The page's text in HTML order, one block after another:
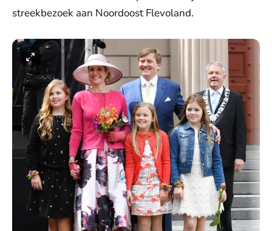
streekbezoek aan Noordoost Flevoland.